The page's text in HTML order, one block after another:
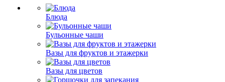
Блюда
Бульонные чаши
Вазы для фруктов и этажерки
Вазы для цветов